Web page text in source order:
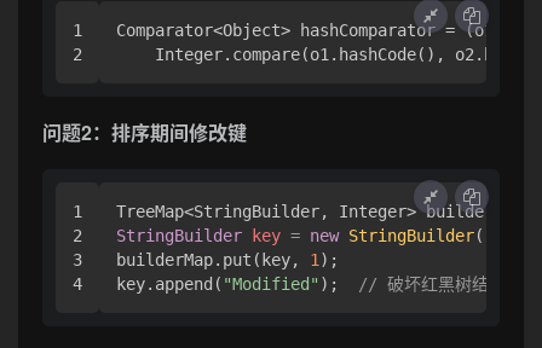
1
Comparator<Object> hashComparator = (o1,
问题2：排序期间修改键
1
2
3
TreeMap<StringBuilder, Integer> builderMap
StringBuilder
key = new StringBuilder(
builderMap.put(key, 1 );
key.append( "Modified" ); // 破坏红黑树结构